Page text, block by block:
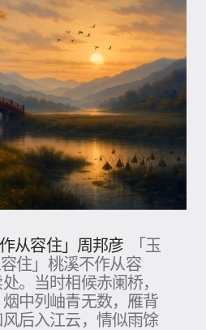
作从容住」周邦彦
「玉
住」桃溪不作从容
。当时相候赤阑桥，
中列岫青无数，雁背
后入江云，情似雨馀